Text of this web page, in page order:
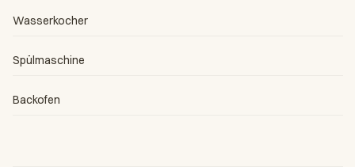
Wasserkocher
Spülmaschine
Backofen